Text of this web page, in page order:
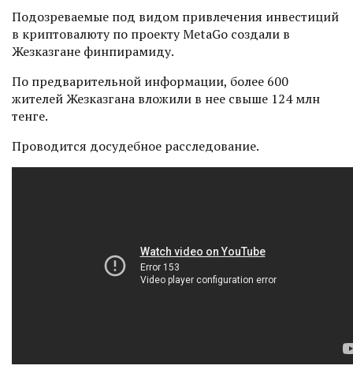
Подозреваемые под видом привлечения инвестиций
в криптовалюту по проекту MetaGo создали в
Жезказгане финпирамиду.
По предварительной информации, более 600
жителей Жезказгана вложили в нее свыше 124 млн
тенге.
Проводится досудебное расследование.